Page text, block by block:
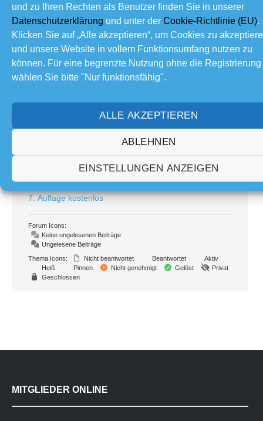
und zu Ihren Rechten als Benutzer finden Sie in unserer
Datenschutzerklärung und unter der Cookie-Richtlinie (EU).
Klicken Sie auf „Alle akzeptieren“, um Cookies zu
und unsere Website in vollem Funktionsumfang nutzen zu
können. Für eine begrenzte Nutzung ohne die Registrierung
wählen Sie bitte "Nur funktionsfähig".
ALLE AKZEPTIEREN
ABLEHNEN
EINSTELLUNGEN ANZEIGEN
Teilen:
Forum Information
92 Foren 1,086 Themen
Unser neuestes Mitglied:How to Add Sounds
Letzter Beitrag:Die ultimative FritzBox-Bibel in der
7. Auflage kostenlos
Forum Icons:
Keine ungelesenen Beiträge
Ungelesene Beiträge
Thema Icons:
Nicht beantwortet Beantwortet
Aktiv
Heiß
Pinnen Nicht genehmigt Gelöst
Privat
Geschlossen
MITGLIEDER ONLINE